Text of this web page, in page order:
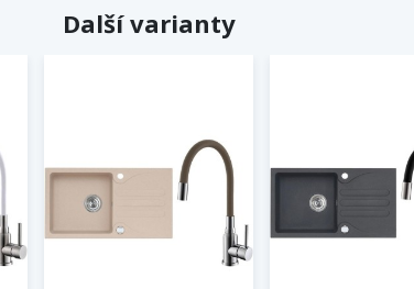
Další varianty